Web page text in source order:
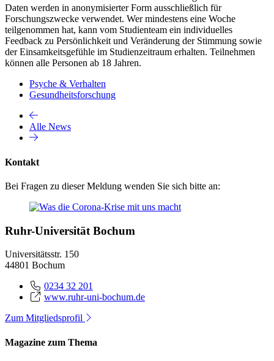
Daten werden in anonymisierter Form ausschließlich für
Forschungszwecke verwendet. Wer mindestens eine Woche
teilgenommen hat, kann vom Studienteam ein individuelles
Feedback zu Persönlichkeit und Veränderung der Stimmung sowie
der Einsamkeitsgefühle im Studienzeitraum erhalten. Teilnehmen
können alle Personen ab 18 Jahren.
Psyche & Verhalten
Gesundheitsforschung
Alle News
Kontakt
Bei Fragen zu dieser Meldung wenden Sie sich bitte an:
Ruhr-Universität Bochum
Universitätsstr. 150
44801 Bochum
0234 32 201
www.ruhr-uni-bochum.de
Zum Mitgliedsprofil
Magazine zum Thema